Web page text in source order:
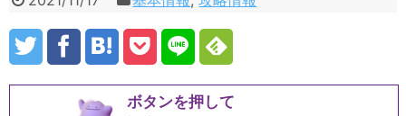
ボタンを押して